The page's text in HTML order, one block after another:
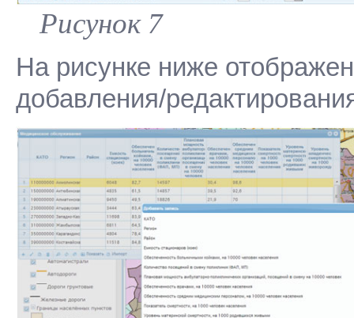
Рисунок 7
На рисунке ниже
добавления/